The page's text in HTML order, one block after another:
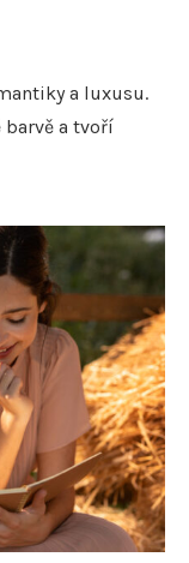
a luxusu.
a tvoří